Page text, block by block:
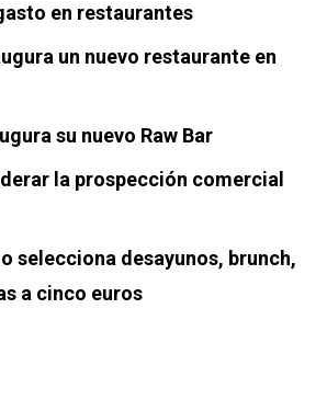
en restaurantes
un nuevo restaurante en
su nuevo Raw Bar
la prospección comercial
selecciona desayunos, brunch,
a cinco euros